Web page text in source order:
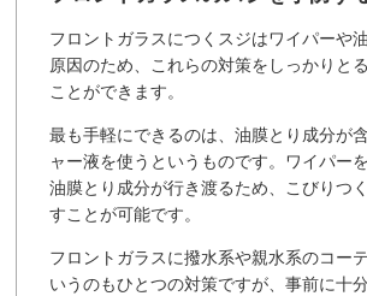
フロントガラスにつくスジはワイパーや
原因のため、これらの対策をしっかりと
ことができます。
最も手軽にできるのは、油膜とり成分が
ャー液を使うというものです。ワイパー
油膜とり成分が行き渡るため、こびりつ
すことが可能です。
フロントガラスに撥水系や親水系のコー
いうのもひとつの対策ですが、事前に十